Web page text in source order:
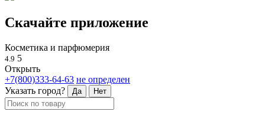
Скачайте приложение
Косметика и парфюмерия
4.9 5
Открыть
+7(800)333-64-63 не определен
Указать город?
Да Нет